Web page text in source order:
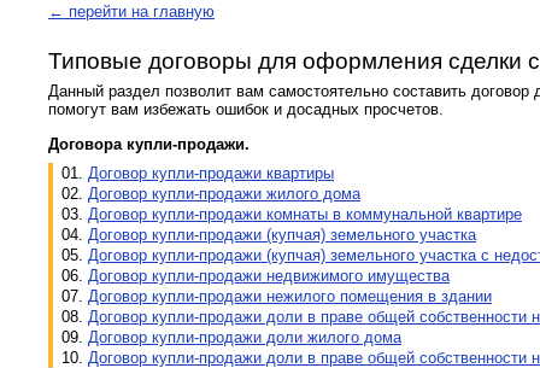
← перейти на главную
Типовые договоры для оформления сделки
Данный раздел позволит вам самостоятельно составить
помогут вам избежать ошибок и досадных просчетов.
Договора купли-продажи.
01. Договор купли-продажи квартиры
02. Договор купли-продажи жилого дома
03. Договор купли-продажи комнаты в коммунальной квартире
04. Договор купли-продажи (купчая) земельного участка
05. Договор купли-продажи (купчая) земельного участка с
06. Договор купли-продажи недвижимого имущества
07. Договор купли-продажи нежилого помещения в здании
08. Договор купли-продажи доли в праве общей собственности
09. Договор купли-продажи доли жилого дома
10. Договор купли-продажи доли в праве общей собственности